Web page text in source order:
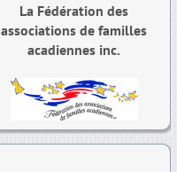
La Fédération des
associations de familles
acadiennes inc.